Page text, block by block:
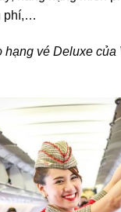
phí,…
hạng vé Deluxe của